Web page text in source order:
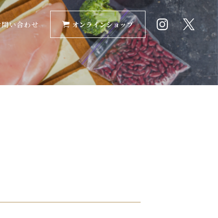
問い合わせ オンラインショップ